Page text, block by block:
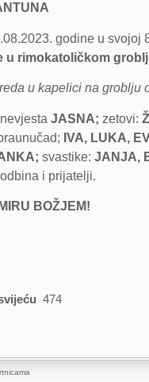
godine u svojoj
rimokatoličkom
u kapelici na groblju
JASNA; zetovi:
IVA, LUKA,
svastike: JANJA,
i prijatelji.
BOŽJEM!
474